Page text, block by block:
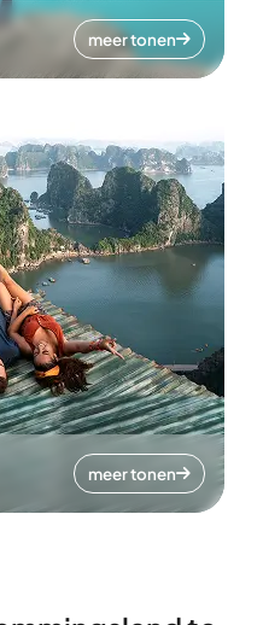
meer tonen
meer tonen